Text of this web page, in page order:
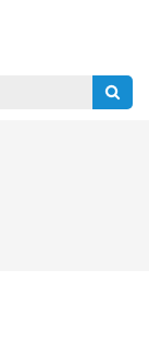
Zoeken
naar: